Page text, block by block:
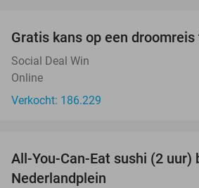
Gratis kans op een
Social Deal Win
Online
Verkocht: 186.229
All-You-Can-Eat sushi (2 uur)
Nederlandplein